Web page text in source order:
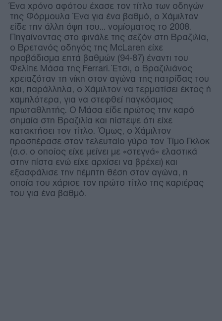
Ένα χρόνο αφότου έχασε τον τίτλο των οδηγών
της Φόρμουλα Ένα για ένα βαθμό, ο Χάμιλτον
είδε την άλλη όψη του... νομίσματος το 2008.
Πηγαίνοντας στο φινάλε της σεζόν στη Βραζιλία,
ο Βρετανός οδηγός της McLaren είχε
προβάδισμα επτά βαθμών (94-87) έναντι του
Φελίπε Μάσα της Ferrari. Έτσι, ο Βραζιλιάνος
χρειαζόταν τη νίκη στον αγώνα της πατρίδας του
και, παράλληλα, ο Χάμιλτον να τερματίσει έκτος ή
χαμηλότερα, για να στεφθεί παγκόσμιος
πρωταθλητής. Ο Μάσα είδε πρώτος την καρό
σημαία στη Βραζιλία και πίστεψε ότι είχε
κατακτήσει τον τίτλο. Όμως, ο Χάμιλτον
προσπέρασε στον τελευταίο γύρο τον Τίμο Γκλοκ
(σ.σ. ο οποίος είχε μείνει με «στεγνά» ελαστικά
στην πίστα ενώ είχε αρχίσει να βρέχει) και
εξασφάλισε την πέμπτη θέση στον αγώνα, η
οποία του χάρισε τον πρώτο τίτλο της καριέρας
του για ένα βαθμό.